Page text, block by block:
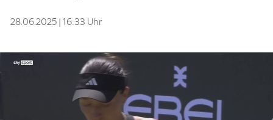
28.06.2025 | 16:33 Uhr